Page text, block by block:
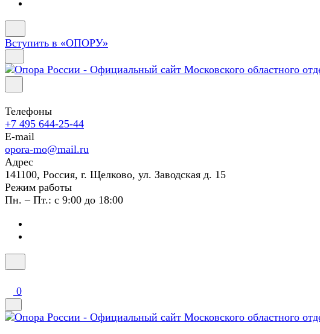
Вступить в «ОПОРУ»
Телефоны
+7 495 644-25-44
E-mail
opora-mo@mail.ru
Адрес
141100, Россия, г. Щелково, ул. Заводская д. 15
Режим работы
Пн. – Пт.: с 9:00 до 18:00
0